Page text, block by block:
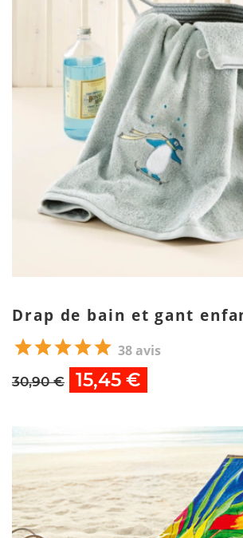
Drap de bain et gant
38 avis
30,90 € 15,45 €